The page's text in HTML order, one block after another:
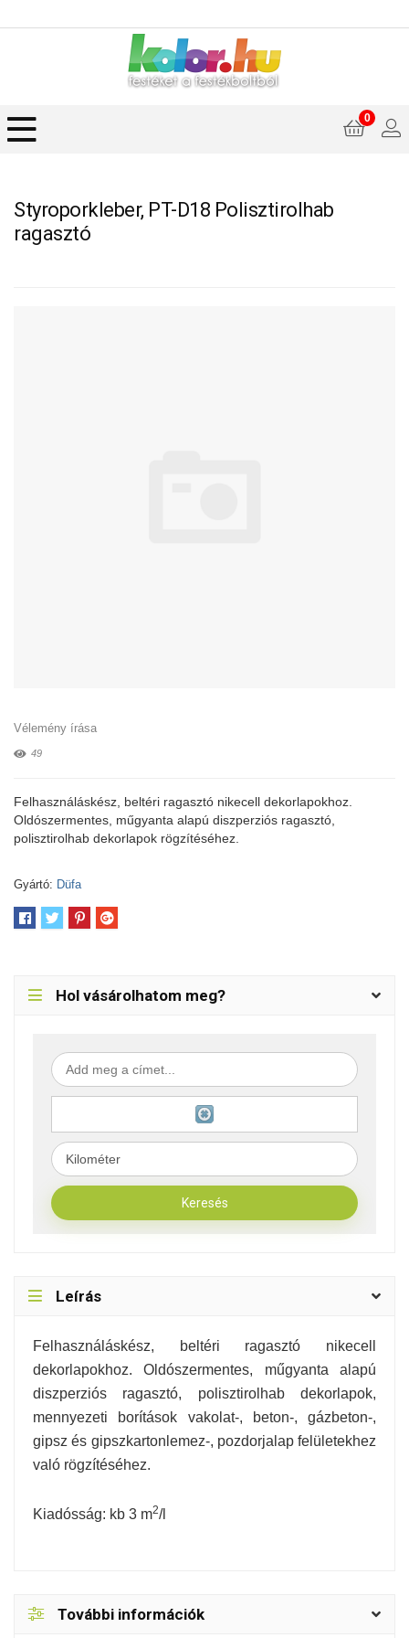
0
Styroporkleber, PT-D18 Polisztirolhab
ragasztó
Vélemény írása
49
Felhasználáskész, beltéri ragasztó nikecell dekorlapokhoz.
Oldószermentes, műgyanta alapú diszperziós ragasztó,
polisztirolhab dekorlapok rögzítéséhez.
Gyártó: Düfa
Hol vásárolhatom meg?
Leírás
Felhasználáskész, beltéri ragasztó nikecell
dekorlapokhoz. Oldószermentes, műgyanta alapú
diszperziós ragasztó, polisztirolhab dekorlapok,
mennyezeti borítások vakolat-, beton-, gázbeton-,
gipsz és gipszkartonlemez-, pozdorjalap felületekhez
való rögzítéséhez.
Kiadósság: kb 3 m2/l
További információk